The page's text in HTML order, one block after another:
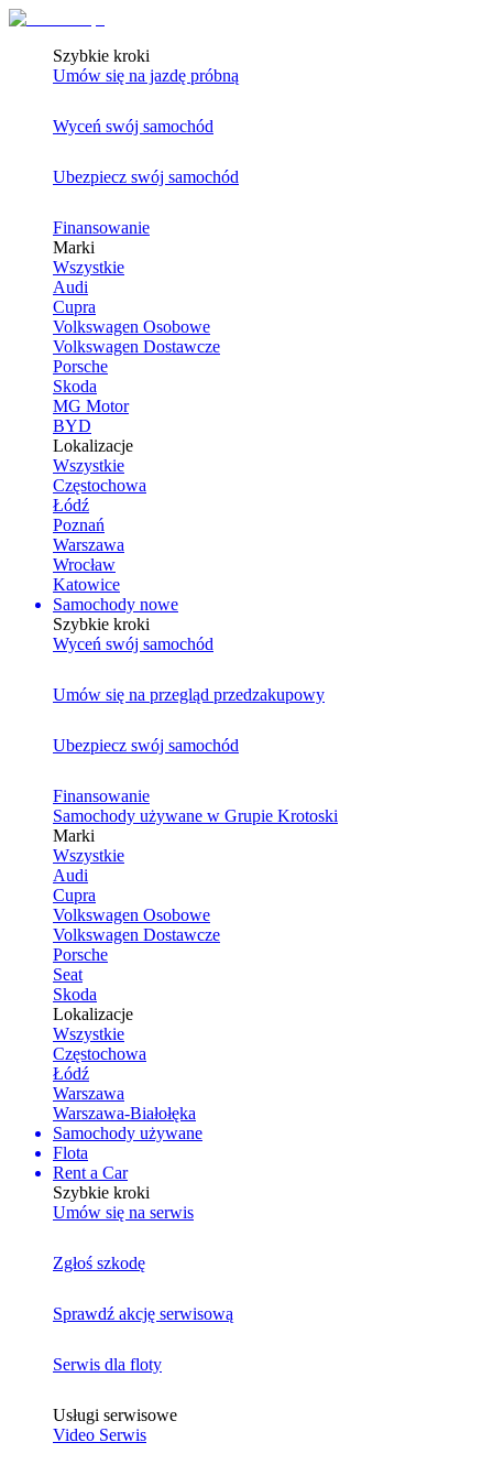
Szybkie kroki
Umów się na jazdę próbną
Wyceń swój samochód
Ubezpiecz swój samochód
Finansowanie
Marki
Wszystkie
Audi
Cupra
Volkswagen Osobowe
Volkswagen Dostawcze
Porsche
Skoda
MG Motor
BYD
Lokalizacje
Wszystkie
Częstochowa
Łódź
Poznań
Warszawa
Wrocław
Katowice
Samochody nowe
Szybkie kroki
Wyceń swój samochód
Umów się na przegląd przedzakupowy
Ubezpiecz swój samochód
Finansowanie
Samochody używane w Grupie Krotoski
Marki
Wszystkie
Audi
Cupra
Volkswagen Osobowe
Volkswagen Dostawcze
Porsche
Seat
Skoda
Lokalizacje
Wszystkie
Częstochowa
Łódź
Warszawa
Warszawa-Białołęka
Samochody używane
Flota
Rent a Car
Szybkie kroki
Umów się na serwis
Zgłoś szkodę
Sprawdź akcję serwisową
Serwis dla floty
Usługi serwisowe
Video Serwis